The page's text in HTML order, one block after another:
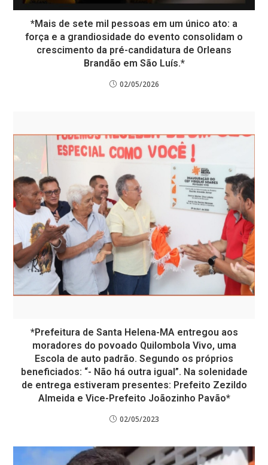
*Mais de sete mil pessoas em um único ato: a
força e a grandiosidade do evento consolidam o
crescimento da pré-candidatura de Orleans
Brandão em São Luís.*
02/05/2026
*Prefeitura de Santa Helena-MA entregou aos
moradores do povoado Quilombola Vivo, uma
Escola de auto padrão. Segundo os próprios
beneficiados: “- Não há outra igual”. Na solenidade
de entrega estiveram presentes: Prefeito Zezildo
Almeida e Vice-Prefeito Joãozinho Pavão*
02/05/2023